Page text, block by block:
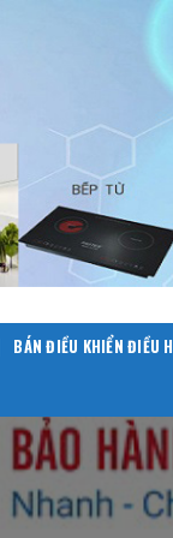
BÁN ĐIỀU KHIỂN ĐIỀU